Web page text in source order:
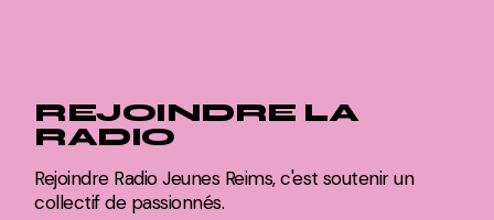
REJOINDRE LA
RADIO
Rejoindre Radio Jeunes Reims, c'est soutenir un
collectif de passionnés.